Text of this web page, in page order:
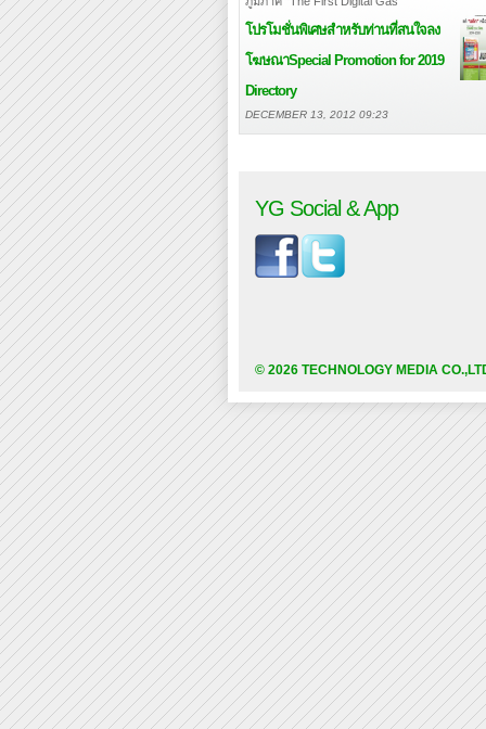
โปรโมชั่นพิเศษสำหรับท่านที่สนใจลง
โฆษณาSpecial Promotion for 2019
Directory
DECEMBER 13, 2012 09:23
YG Social & App
© 2026 TECHNOLOGY MEDIA